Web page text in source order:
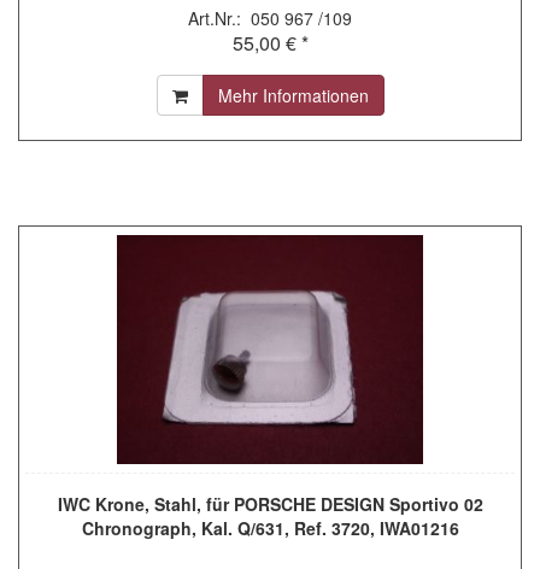
Art.Nr.: 050 967 /109
55,00 € *
Mehr Informationen
IWC Krone, Stahl, für PORSCHE DESIGN Sportivo 02
Chronograph, Kal. Q/631, Ref. 3720, IWA01216